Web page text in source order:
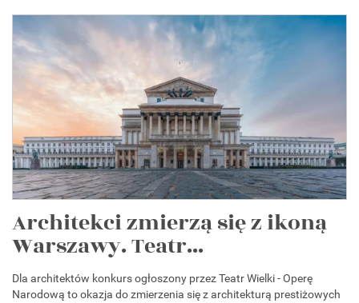
Architekci zmierzą się z ikoną
Warszawy. Teatr...
Dla architektów konkurs ogłoszony przez Teatr Wielki - Operę
Narodową to okazja do zmierzenia się z architekturą prestiżowych